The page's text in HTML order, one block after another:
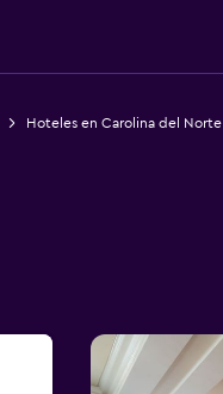
Hoteles en Carolina del Norte